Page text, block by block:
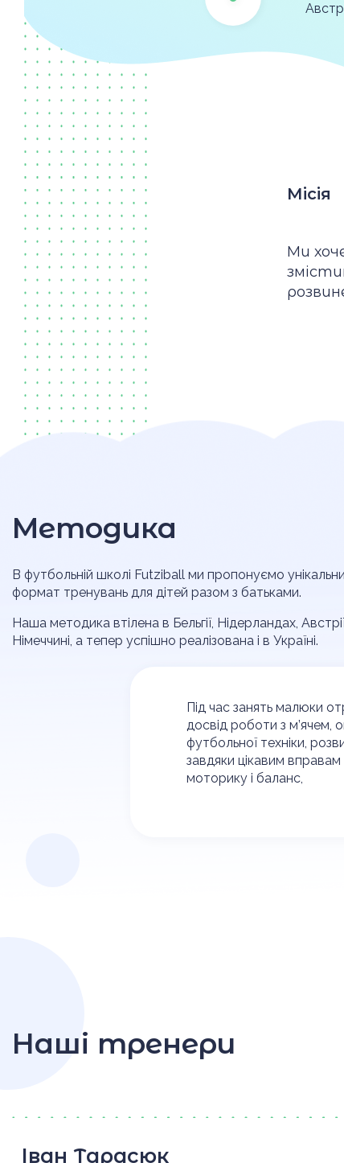
Місія
Ми
Методика
В футбольній школі Futziball ми пропонуємо
формат тренувань для дітей разом з батьками.
Наша методика втілена в Бельгії, Нідерландах,
Німеччині, а тепер успішно реалізована і в Україні.
Під час занять малюки
досвід роботи з м’ячем,
футбольної техніки,
завдяки цікавим
моторику і баланс,
Наші тренери
Іван Тарасюк